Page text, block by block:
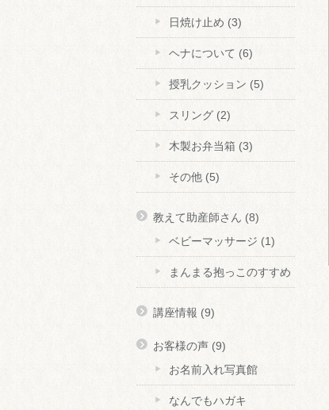
日焼け止め (3)
ヘナについて (6)
授乳クッション (5)
スリング (2)
木製お弁当箱 (3)
その他 (5)
教えて助産師さん (8)
ベビーマッサージ (1)
まんまる抱っこのすすめ
講座情報 (9)
お客様の声 (9)
お名前入れ写真館
なんでもハガキ